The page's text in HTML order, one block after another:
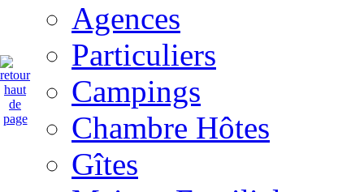
Agences
Particuliers
Campings
Chambre Hôtes
Gîtes